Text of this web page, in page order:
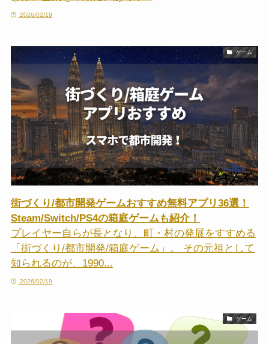
2026/02/19
ゲーム
街づくり/都市開発ゲームおすすめ無料アプリ36選！
Steam/Switch/PS4の箱庭ゲームも紹介！
プレイヤー自らが長となり、町・村の発展をすすめる
「街づくり/都市開発/箱庭ゲーム」。 その元祖として
知られるのが、1990...
2026/02/19
ゲーム